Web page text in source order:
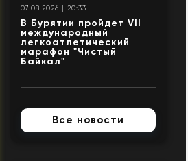
07.08.2026 | 20:33
В Бурятии пройдет VII
международный
легкоатлетический
марафон "Чистый
Байкал"
Все новости